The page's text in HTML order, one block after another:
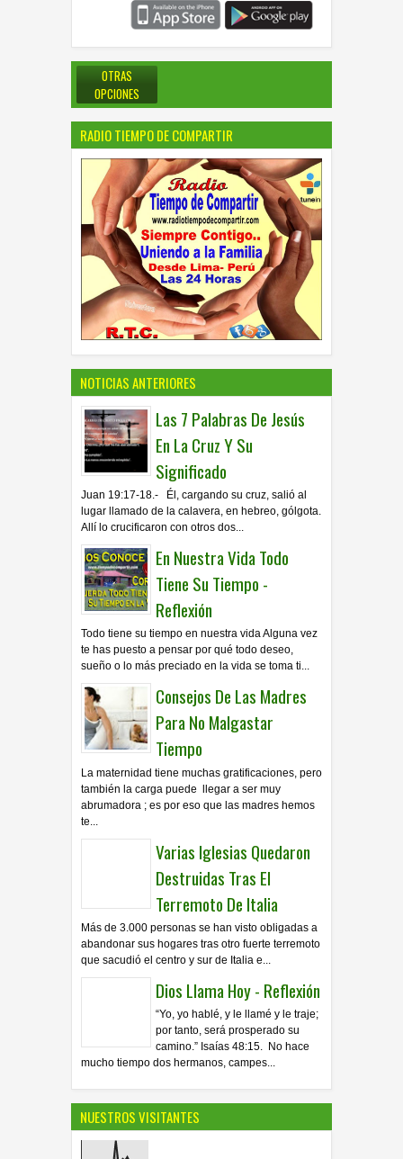
OTRAS
OPCIONES
RADIO TIEMPO DE COMPARTIR
NOTICIAS ANTERIORES
Las 7 Palabras De Jesús
En La Cruz Y Su
Significado
Juan 19:17-18.- Él, cargando su cruz, salió al
lugar llamado de la calavera, en hebreo, gólgota.
Allí lo crucificaron con otros dos...
En Nuestra Vida Todo
Tiene Su Tiempo -
Reflexión
Todo tiene su tiempo en nuestra vida Alguna vez
te has puesto a pensar por qué todo deseo,
sueño o lo más preciado en la vida se toma ti...
Consejos De Las Madres
Para No Malgastar
Tiempo
La maternidad tiene muchas gratificaciones, pero
también la carga puede llegar a ser muy
abrumadora ; es por eso que las madres hemos
te...
Varias Iglesias Quedaron
Destruidas Tras El
Terremoto De Italia
Más de 3.000 personas se han visto obligadas a
abandonar sus hogares tras otro fuerte terremoto
que sacudió el centro y sur de Italia e...
Dios Llama Hoy - Reflexión
“Yo, yo hablé, y le llamé y le traje;
por tanto, será prosperado su
camino.” Isaías 48:15. No hace
mucho tiempo dos hermanos, campes...
NUESTROS VISITANTES